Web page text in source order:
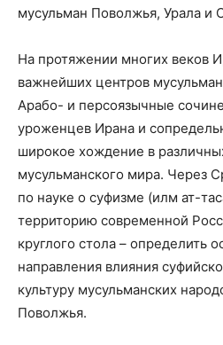
мусульман Поволжья, Урала и
На протяжении многих веков
важнейших центров
Арабо- и персоязычные
уроженцев Ирана и
широкое хождение в
мусульманского мира. Через
по науке о суфизме (илм ат-
территорию современной
круглого стола – определить
направления влияния
культуру мусульманских
Поволжья.